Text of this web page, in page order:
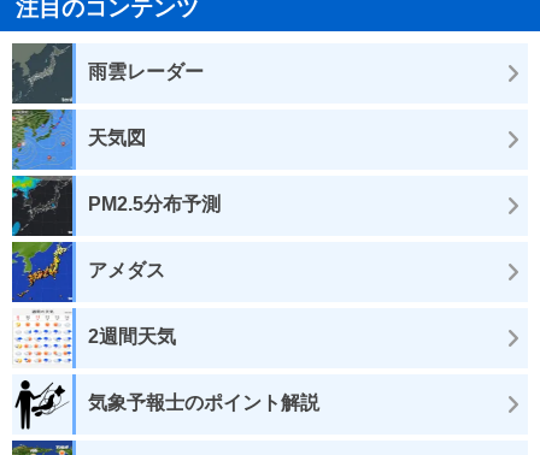
注目のコンテンツ
雨雲レーダー
天気図
PM2.5分布予測
アメダス
2週間天気
気象予報士のポイント解説